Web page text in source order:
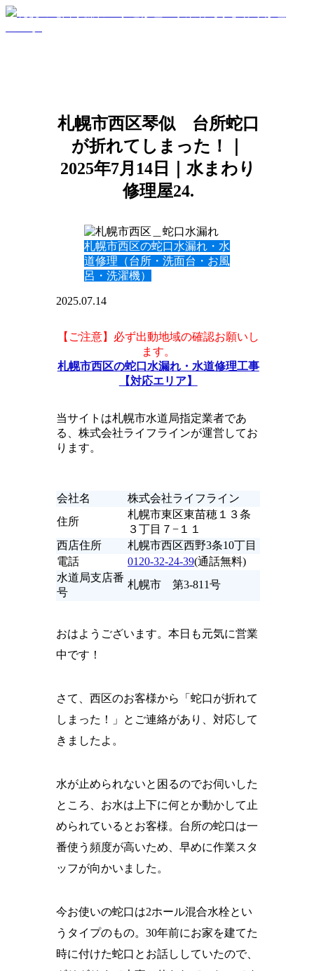
札幌市西区琴似 台所蛇口
が折れてしまった！｜
2025年7月14日｜水まわり
修理屋24.
札幌市西区の蛇口水漏れ・水
道修理（台所・洗面台・お風
呂・洗濯機）
2025.07.14
【ご注意】必ず出動地域の確認お願いし
ます。
札幌市西区の蛇口水漏れ・水道修理工事
【対応エリア】
当サイトは札幌市水道局指定業者であ
る、株式会社ライフラインが運営してお
ります。
会社名
株式会社ライフライン
住所
札幌市東区東苗穂１３条
３丁目７−１１
西店住所
札幌市西区西野3条10丁目
電話
0120-32-24-39(通話無料)
水道局支店番
号
札幌市 第3-811号
おはようございます。本日も元気に営業
中です！
さて、西区のお客様から「蛇口が折れて
しまった！」とご連絡があり、対応して
きましたよ。
水が止められないと困るのでお伺いした
ところ、お水は上下に何とか動かして止
められているとお客様。台所の蛇口は一
番使う頻度が高いため、早めに作業スタ
ッフが向かいました。
今お使いの蛇口は2ホール混合水栓とい
うタイプのもの。30年前にお家を建てた
時に付けた蛇口とお話ししていたので、